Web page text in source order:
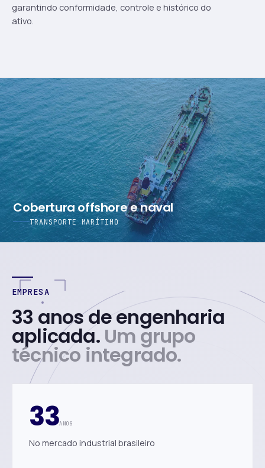
garantindo conformidade, controle e histórico do
ativo.
Cobertura offshore e naval
TRANSPORTE MARÍTIMO
EMPRESA
33 anos de engenharia
aplicada. Um grupo
técnico integrado.
33ANOS
No mercado industrial brasileiro